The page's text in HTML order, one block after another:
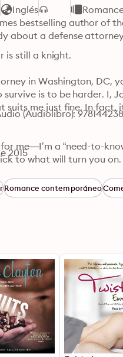
Inglés
bestselling author of
about a defense
is still a knight.
in Washington, DC,
is to be harder. I,
me just fine. In fact,
me—I’m a “need-to-
to what will turn you
her six orphaned nieces
her, defend her…and the
to do.
(Audiolibro):
2015
Romance contemporáneo